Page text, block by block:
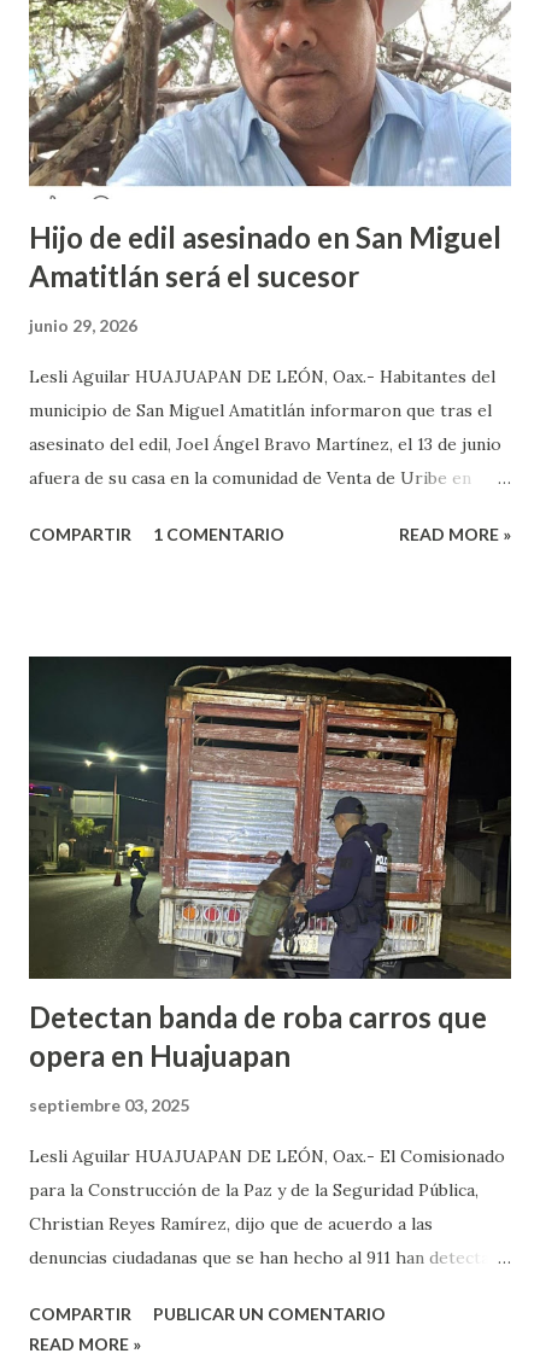
que durante los 5 años que llevan realizando la marcha
feminista la Escuela Preparatoria 3 es una de las escuelas
que más denuncias recibe por tema de acosos sexual, por lo
que decidieron acudir a la institución y acuerpar a las e...
Hijo de edil asesinado en San Miguel
Amatitlán será el sucesor
junio 29, 2026
Lesli Aguilar HUAJUAPAN DE LEÓN, Oax.- Habitantes del
municipio de San Miguel Amatitlán informaron que tras el
asesinato del edil, Joel Ángel Bravo Martínez, el 13 de junio
afuera de su casa en la comunidad de Venta de Uribe en
el que tome protesta para poder concluir el gobierno
día, quien sacó un arma de fuego y disparo contra él, por lo
que las lesiones provocadas por este ataque armado
originaron que el edil perdiera la vida en el lugar. Además,
el presidente municipal el 6 de mayo venía viajando sobre la
carretera Huajuapan-Puebla a la altura del municipio de
Petlalcingo , Puebla, cuando sujetos fuertemente armados
lo bajaron de sus camioneta y los secuestraron con fines de
extorsión, donde le pedían una can...
COMPARTIR 1 COMENTARIO READ MORE »
Detectan banda de roba carros que
opera en Huajuapan
septiembre 03, 2025
Lesli Aguilar HUAJUAPAN DE LEÓN, Oax.- El Comisionado
para la Construcción de la Paz y de la Seguridad Pública,
Christian Reyes Ramírez, dijo que de acuerdo a las
denuncias ciudadanas que se han hecho al 911 han detectado
dedican a robar carros y motocicletas, los cuales, operan en
COMPARTIR
PUBLICAR UN COMENTARIO
READ MORE »